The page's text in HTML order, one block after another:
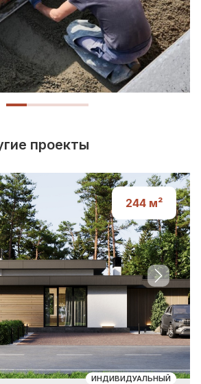
менеджер
работ и подскажет,
проекты
Next
244 м²
ИНДИВИДУАЛЬНЫЙ